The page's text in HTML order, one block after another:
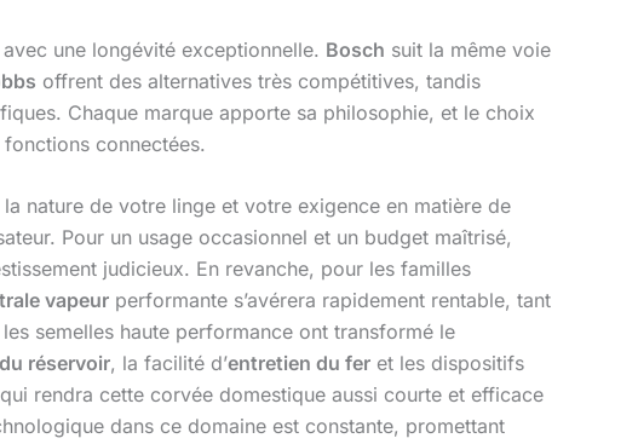
une longévité exceptionnelle. Bosch suit la même voie
offrent des alternatives très compétitives, tandis
Chaque marque apporte sa philosophie, et le choix
connectées.
nature de votre linge et votre exigence en matière de
Pour un usage occasionnel et un budget maîtrisé,
judicieux. En revanche, pour les familles
vapeur performante s’avérera rapidement rentable, tant
les semelles haute performance ont transformé le
réservoir, la facilité d’entretien du fer et les dispositifs
rendra cette corvée domestique aussi courte et efficace
dans ce domaine est constante, promettant